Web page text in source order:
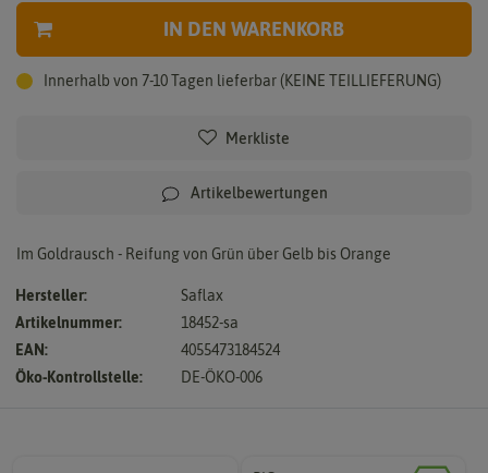
IN DEN WARENKORB
Innerhalb von 7-10 Tagen lieferbar (KEINE TEILLIEFERUNG)
Merkliste
Artikelbewertungen
Im Goldrausch - Reifung von Grün über Gelb bis Orange
Hersteller:
Saflax
Artikelnummer:
18452-sa
EAN:
4055473184524
Öko-Kontrollstelle:
DE-ÖKO-006